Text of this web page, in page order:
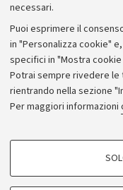
necessari.
Puoi esprimere il
in "Personalizza cookie"
specifici in "Mostra
Potrai sempre rivedere
rientrando nella sezione
Per maggiori informazioni
COOKIE DI